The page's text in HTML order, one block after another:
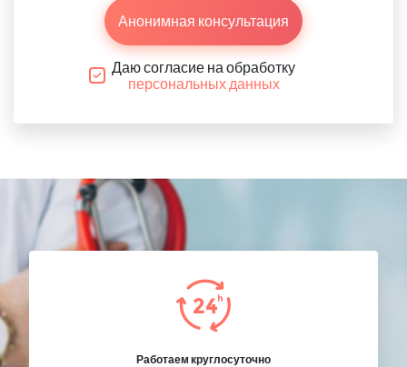
Анонимная консультация
Даю согласие на обработку
персональных данных
Работаем круглосуточно